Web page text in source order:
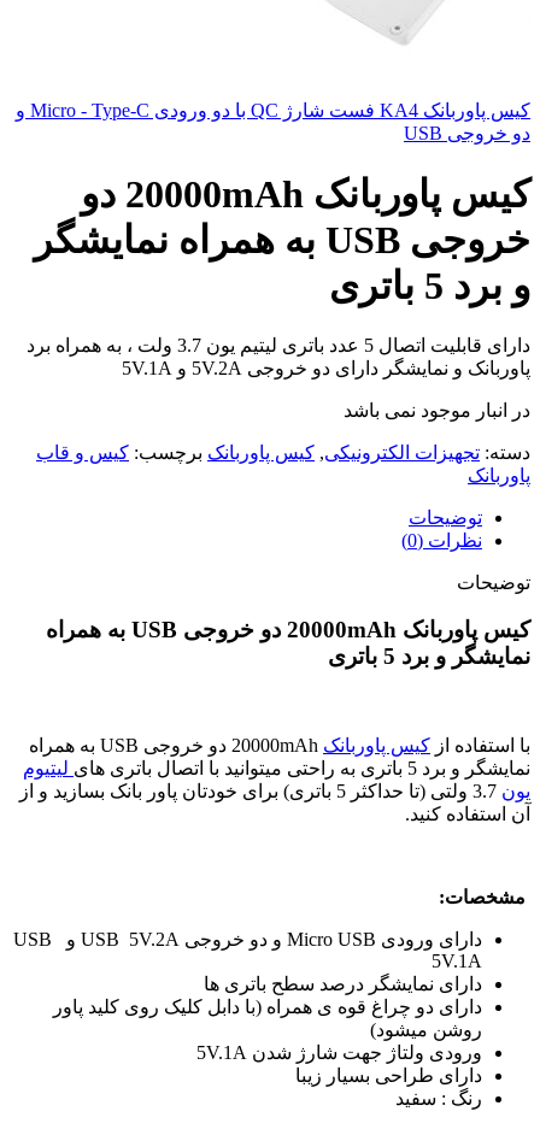
کیس پاوربانک KA4 فست شارژ QC با دو ورودی Micro - Type-C و
دو خروجی USB
کیس پاوربانک 20000mAh دو
خروجی USB به همراه نمایشگر
و برد 5 باتری
دارای قابلیت اتصال 5 عدد باتری لیتیم یون 3.7 ولت ، به همراه برد
پاوربانک و نمایشگر دارای دو خروجی 5V.2A و 5V.1A
در انبار موجود نمی باشد
دسته: تجهیزات الکترونیکی, کیس پاوربانک برچسب: کیس و قاب
پاوربانک
توضیحات
نظرات (0)
توضیحات
کیس پاوربانک 20000mAh دو خروجی USB به همراه
نمایشگر و برد 5 باتری
با استفاده از کیس پاوربانک
20000mAh دو خروجی USB به همراه
نمایشگر و برد 5 باتری به راحتی میتوانید با اتصال باتری های
لیتیوم
یون
3.7 ولتی (تا حداکثر 5 باتری) برای خودتان پاور بانک بسازید و از
آن استفاده کنید.
مشخصات:
دارای ورودی Micro USB و دو خروجی USB 5V.2A و USB
5V.1A
دارای نمایشگر درصد سطح باتری ها
دارای دو چراغ قوه ی همراه (با دابل کلیک روی کلید پاور
روشن میشود)
ورودی ولتاژ جهت شارژ شدن 5V.1A
دارای طراحی بسیار زیبا
رنگ : سفید